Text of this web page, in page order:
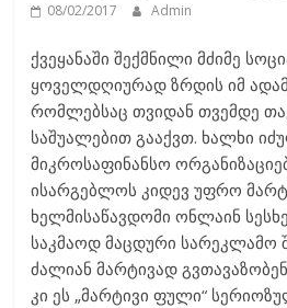
08/02/2017 Admin
ქვეყანაში შექმნილი მძიმე
ყოველდღიურად ზრდის იმ
რომლებსაც თვიდან თვემდე
საშუალებით გააქვთ. ხალხი
მიკროსაფინანსო
ისარგებლოს კიდევ უფრო
ხელმისაწავდომი ონლაინ
საკმაოდ მაცდური სარეკლამო
ძალიან მარტივად
კი ეს „მარტივი ფული“